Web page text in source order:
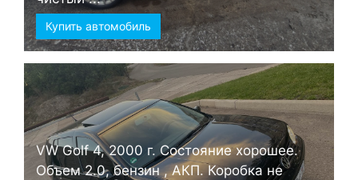
Купить автомобиль
VW Golf 4, 2000 г. Состояние хорошее.
Объем 2.0, бензин , АКП. Коробка не